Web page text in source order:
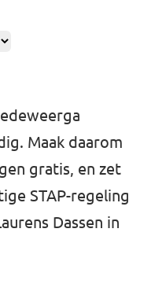
Maak daarom
gratis, en zet
STAP-regeling
Dassen in